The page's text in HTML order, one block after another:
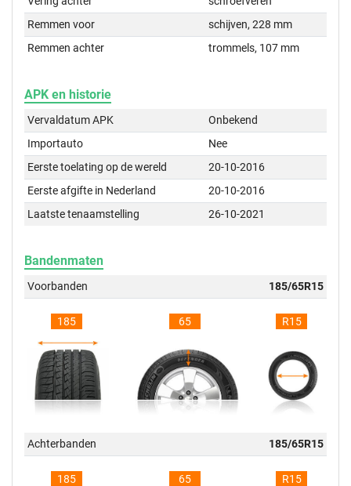
Remmen voor
schijven, 228 mm
Remmen achter
trommels, 107 mm
APK en historie
Vervaldatum APK
Onbekend
Importauto
Nee
Eerste toelating op de wereld
20-10-2016
Eerste afgifte in Nederland
20-10-2016
Laatste tenaamstelling
26-10-2021
Bandenmaten
Voorbanden 185/65R15
185 65 R15
Achterbanden 185/65R15
185 65 R15